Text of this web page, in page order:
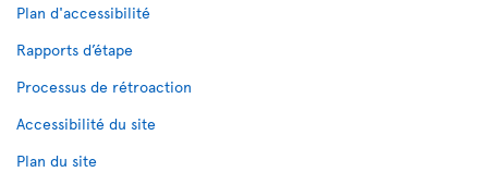
Plan d'accessibilité
Rapports d’étape
Processus de rétroaction
Accessibilité du site
Plan du site